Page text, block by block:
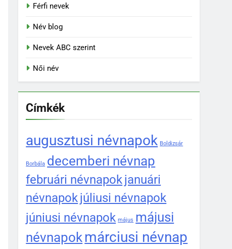
Férfi nevek
Név blog
Nevek ABC szerint
Női név
Címkék
augusztusi névnapok Boldizsár
Borbála decemberi névnap
februári névnapokjanuári
névnapokjúliusi névnapok
júniusi névnapok május májusi
névnapokmárciusi névnap